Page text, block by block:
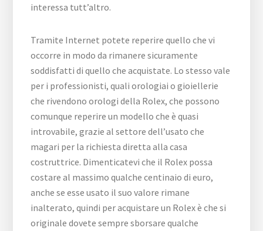
interessa tutt’altro.
Tramite Internet potete reperire quello che vi
occorre in modo da rimanere sicuramente
soddisfatti di quello che acquistate. Lo stesso vale
per i professionisti, quali orologiai o gioiellerie
che rivendono orologi della Rolex, che possono
comunque reperire un modello che è quasi
introvabile, grazie al settore dell’usato che
magari per la richiesta diretta alla casa
costruttrice. Dimenticatevi che il Rolex possa
costare al massimo qualche centinaio di euro,
anche se esse usato il suo valore rimane
inalterato, quindi per acquistare un Rolex è che si
originale dovete sempre sborsare qualche